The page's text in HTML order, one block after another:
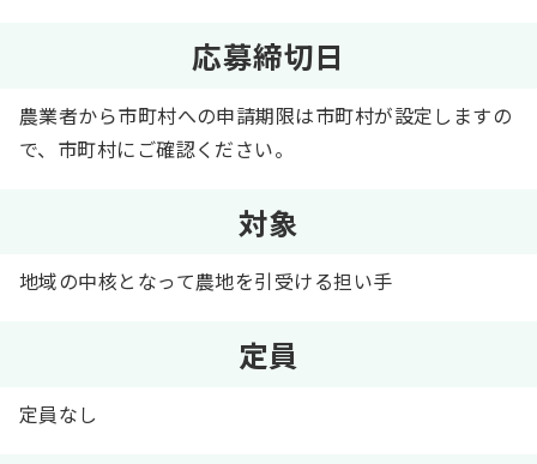
応募締切日
農業者から市町村への申請期限は市町村が設定しますの
で、市町村にご確認ください。
対象
地域の中核となって農地を引受ける担い手
定員
定員なし